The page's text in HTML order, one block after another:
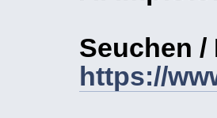
Seuchen /
https://